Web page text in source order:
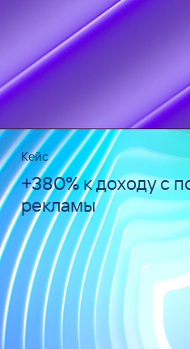
Кейс
+380% к доходу с
рекламы